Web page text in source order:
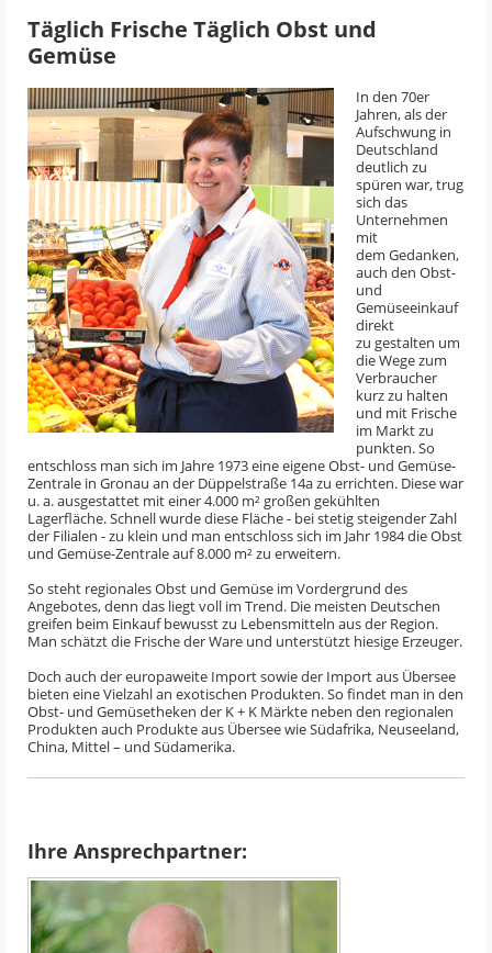
Täglich Frische Täglich Obst und
Gemüse
In den 70er
Jahren, als der
Aufschwung in
Deutschland
deutlich zu
spüren war, trug
sich das
Unternehmen
mit
dem Gedanken,
auch den Obst-
und
Gemüseeinkauf
direkt
zu gestalten um
die Wege zum
Verbraucher
kurz zu halten
und mit Frische
im Markt zu
punkten. So
entschloss man sich im Jahre 1973 eine eigene Obst- und Gemüse-
Zentrale in Gronau an der Düppelstraße 14a zu errichten. Diese war
u. a. ausgestattet mit einer 4.000 m² großen gekühlten
Lagerfläche. Schnell wurde diese Fläche - bei stetig steigender Zahl
der Filialen - zu klein und man entschloss sich im Jahr 1984 die Obst
und Gemüse-Zentrale auf 8.000 m² zu erweitern.
So steht regionales Obst und Gemüse im Vordergrund des
Angebotes, denn das liegt voll im Trend. Die meisten Deutschen
greifen beim Einkauf bewusst zu Lebensmitteln aus der Region.
Man schätzt die Frische der Ware und unterstützt hiesige Erzeuger.
Doch auch der europaweite Import sowie der Import aus Übersee
bieten eine Vielzahl an exotischen Produkten. So findet man in den
Obst- und Gemüsetheken der K + K Märkte neben den regionalen
Produkten auch Produkte aus Übersee wie Südafrika, Neuseeland,
China, Mittel – und Südamerika.
Ihre Ansprechpartner: